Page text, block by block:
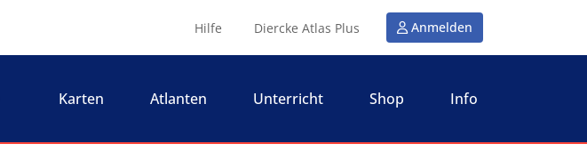
Hilfe Diercke Atlas Plus Anmelden
Karten Atlanten Unterricht Shop Info